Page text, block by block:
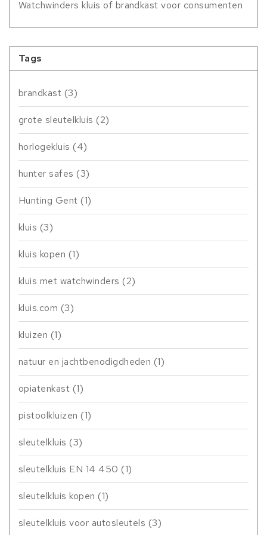
Watchwinders kluis of brandkast voor consumenten
Tags
brandkast (3)
grote sleutelkluis (2)
horlogekluis (4)
hunter safes (3)
Hunting Gent (1)
kluis (3)
kluis kopen (1)
kluis met watchwinders (2)
kluis.com (3)
kluizen (1)
natuur en jachtbenodigdheden (1)
opiatenkast (1)
pistoolkluizen (1)
sleutelkluis (3)
sleutelkluis EN 14 450 (1)
sleutelkluis kopen (1)
sleutelkluis voor autosleutels (3)